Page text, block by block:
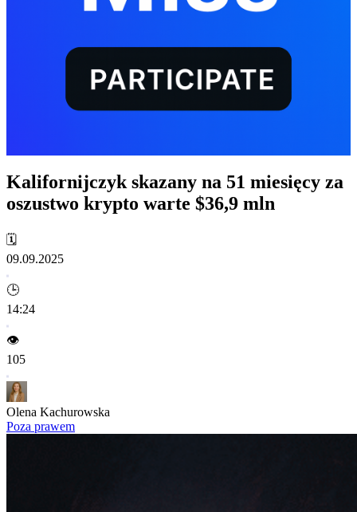
Kalifornijczyk skazany na 51 miesięcy za
oszustwo krypto warte $36,9 mln
🗓️
09.09.2025
🕒
14:24
👁️
105
Olena Kachurowska
Poza prawem